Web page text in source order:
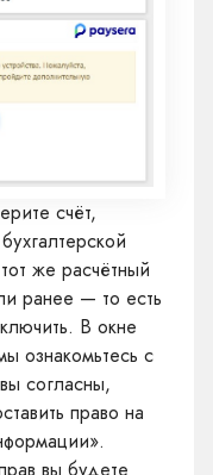
счёт,
же расчётный
ранее — то есть
В окне
ознакомьтесь с
согласны,
право на
вы будете